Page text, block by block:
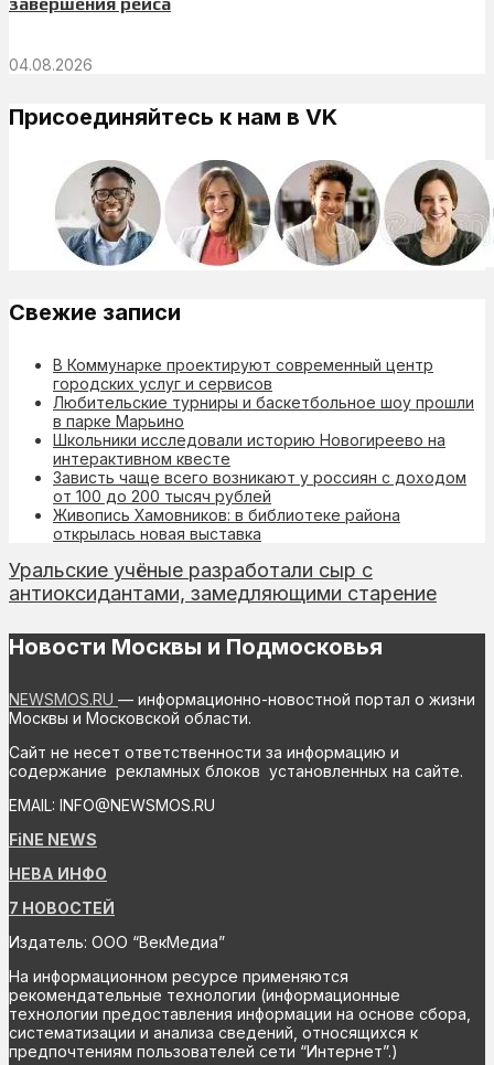
04.08.2026
Присоединяйтесь к нам в VK
Свежие записи
В Коммунарке проектируют современный центр
городских услуг и сервисов
Любительские турниры и баскетбольное шоу прошли
в парке Марьино
Школьники исследовали историю Новогиреево на
интерактивном квесте
Зависть чаще всего возникают у россиян с доходом
от 100 до 200 тысяч рублей
Живопись Хамовников: в библиотеке района
открылась новая выставка
Уральские учёные разработали сыр с
антиоксидантами, замедляющими старение
Новости Москвы и Подмосковья
NEWSMOS.RU — информационно-новостной портал о жизни
Москвы и Московской области.
Сайт не несет ответственности за информацию и
содержание рекламных блоков установленных на сайте.
EMAIL: INFO@NEWSMOS.RU
FiNE NEWS
НЕВА ИНФО
7 НОВОСТЕЙ
Издатель: ООО “ВекМедиа”
На информационном ресурсе применяются
рекомендательные технологии (информационные
технологии предоставления информации на основе сбора,
систематизации и анализа сведений, относящихся к
предпочтениям пользователей сети “Интернет”.)